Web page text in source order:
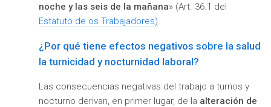
noche y las seis de la mañana» (Art. 36.1 del
Estatuto de os Trabajadores).
¿Por qué tiene efectos negativos sobre la salud
la turnicidad y nocturnidad laboral?
Las consecuencias negativas del trabajo a turnos y
nocturno derivan, en primer lugar, de la alteración de